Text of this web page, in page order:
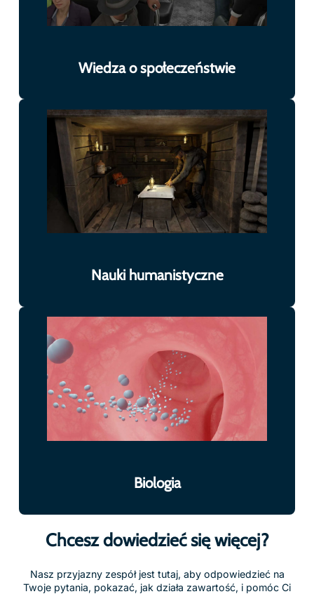
Wiedza o społeczeństwie
Nauki humanistyczne
Biologia
Chcesz dowiedzieć się więcej?
Nasz przyjazny zespół jest tutaj, aby odpowiedzieć na
Twoje pytania, pokazać, jak działa zawartość, i pomóc Ci